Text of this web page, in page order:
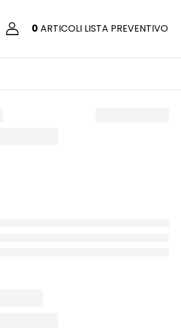
0 ARTICOLI LISTA PREVENTIVO